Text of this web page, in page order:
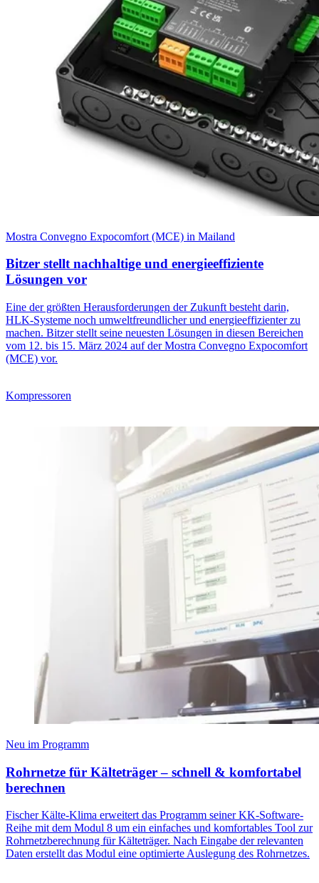
Mostra Convegno Expocomfort (MCE) in Mailand
Bitzer stellt nachhaltige und energieeffiziente
Lösungen vor
Eine der größten Herausforderungen der Zukunft besteht darin,
HLK-Systeme noch umweltfreundlicher und energieeffizienter zu
machen. Bitzer stellt seine neuesten Lösungen in diesen Bereichen
vom 12. bis 15. März 2024 auf der Mostra Convegno Expocomfort
(MCE) vor.
Kompressoren
Neu im Programm
Rohrnetze für Kälteträger – schnell & komfortabel
berechnen
Fischer Kälte-Klima erweitert das Programm seiner KK-Software-
Reihe mit dem Modul 8 um ein einfaches und komfortables Tool zur
Rohrnetzberechnung für Kälteträger. Nach Eingabe der relevanten
Daten erstellt das Modul eine optimierte Auslegung des Rohrnetzes.